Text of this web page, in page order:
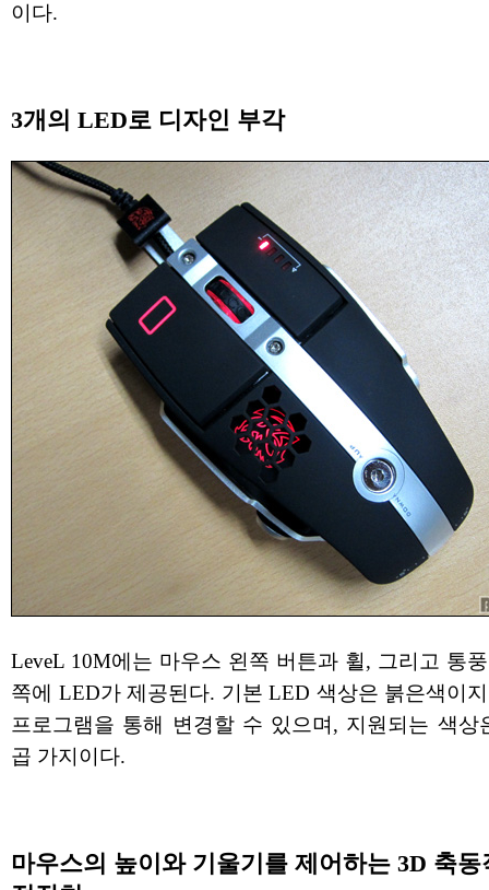
이다.
3개의 LED로 디자인 부각
LeveL 10M에는 마우스 왼쪽 버튼과 휠, 그리고 통
쪽에 LED가 제공된다. 기본 LED 색상은 붉은색이
프로그램을 통해 변경할 수 있으며, 지원되는 색상
곱 가지이다.
마우스의 높이와 기울기를 제어하는 3D 축동